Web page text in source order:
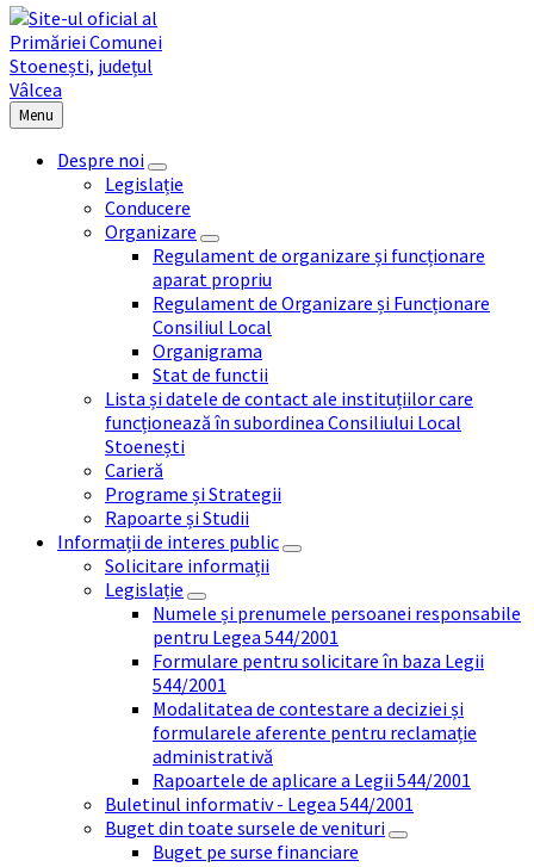
Menu
Despre noi
Legislație
Conducere
Organizare
Regulament de organizare și funcționare
aparat propriu
Regulament de Organizare și Funcționare
Consiliul Local
Organigrama
Stat de functii
Lista și datele de contact ale instituțiilor care
funcționează în subordinea Consiliului Local
Stoenești
Carieră
Programe și Strategii
Rapoarte și Studii
Informații de interes public
Solicitare informații
Legislație
Numele și prenumele persoanei responsabile
pentru Legea 544/2001
Formulare pentru solicitare în baza Legii
544/2001
Modalitatea de contestare a deciziei și
formularele aferente pentru reclamație
administrativă
Rapoartele de aplicare a Legii 544/2001
Buletinul informativ - Legea 544/2001
Buget din toate sursele de venituri
Buget pe surse financiare